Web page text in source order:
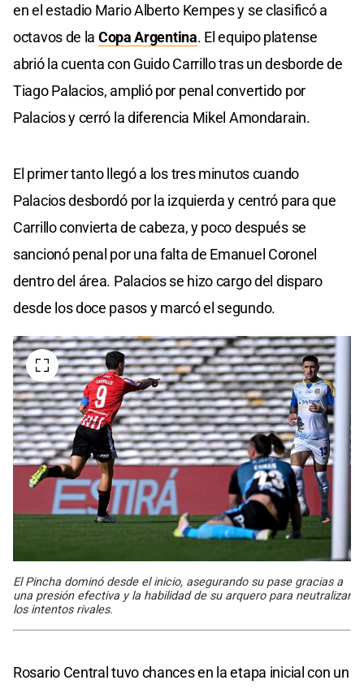
en el estadio Mario Alberto Kempes y se clasificó a
octavos de la Copa Argentina. El equipo platense
abrió la cuenta con Guido Carrillo tras un desborde de
Tiago Palacios, amplió por penal convertido por
Palacios y cerró la diferencia Mikel Amondarain.
El primer tanto llegó a los tres minutos cuando
Palacios desbordó por la izquierda y centró para que
Carrillo convierta de cabeza, y poco después se
sancionó penal por una falta de Emanuel Coronel
dentro del área. Palacios se hizo cargo del disparo
desde los doce pasos y marcó el segundo.
El Pincha dominó desde el inicio, asegurando su pase gracias a
una presión efectiva y la habilidad de su arquero para neutralizar
los intentos rivales.
Rosario Central tuvo chances en la etapa inicial con un